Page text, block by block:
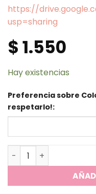
https://
usp=sharing
$1.550
Hay existencias
Preferencia sobre
respetarlo!:
Medias 3/4 - Pato y